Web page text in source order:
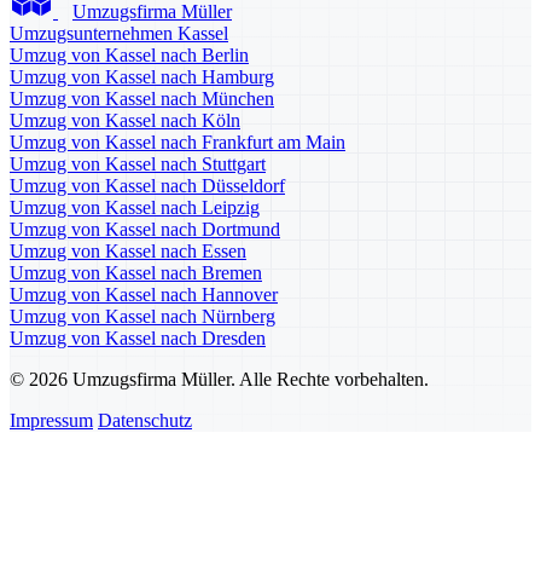
Umzugsfirma Müller
Umzugsunternehmen Kassel
Umzug von Kassel nach Berlin
Umzug von Kassel nach Hamburg
Umzug von Kassel nach München
Umzug von Kassel nach Köln
Umzug von Kassel nach Frankfurt am Main
Umzug von Kassel nach Stuttgart
Umzug von Kassel nach Düsseldorf
Umzug von Kassel nach Leipzig
Umzug von Kassel nach Dortmund
Umzug von Kassel nach Essen
Umzug von Kassel nach Bremen
Umzug von Kassel nach Hannover
Umzug von Kassel nach Nürnberg
Umzug von Kassel nach Dresden
© 2026 Umzugsfirma Müller. Alle Rechte vorbehalten.
Impressum Datenschutz